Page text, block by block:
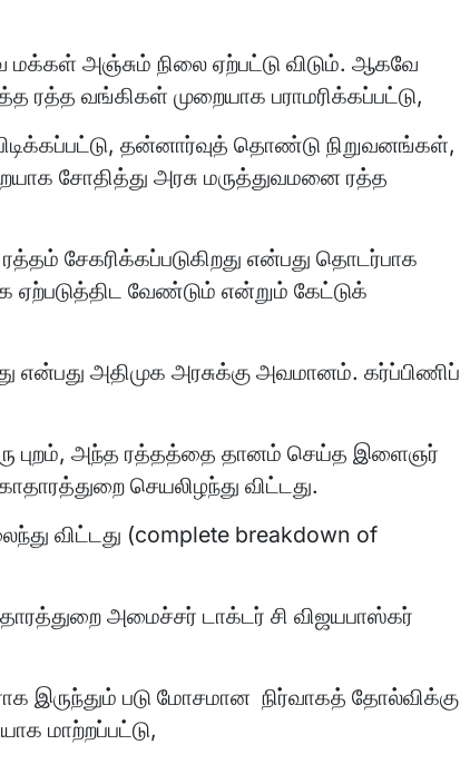
அஞ்சும் நிலை ஏற்பட்டு விடும். ஆகவே
ரத்த வங்கிகள் முறையாக பராமரிக்கப்பட்டு,
தன்னார்வுத் தொண்டு நிறுவனங்கள்,
சோதித்து அரசு மருத்துவமனை ரத்த
சேகரிக்கப்படுகிறது என்பது தொடர்பாக
ஏற்படுத்திட வேண்டும் என்றும் கேட்டுக்
என்பது அதிமுக அரசுக்கு அவமானம். கர்ப்பிணிப்
புறம், அந்த ரத்தத்தை தானம் செய்த இளைஞர்
செயலிழந்து விட்டது.
விட்டது (complete breakdown of
அமைச்சர் டாக்டர் சி விஜயபாஸ்கர்
இருந்தும் படு மோசமான நிர்வாகத் தோல்விக்கு
மாற்றப்பட்டு,